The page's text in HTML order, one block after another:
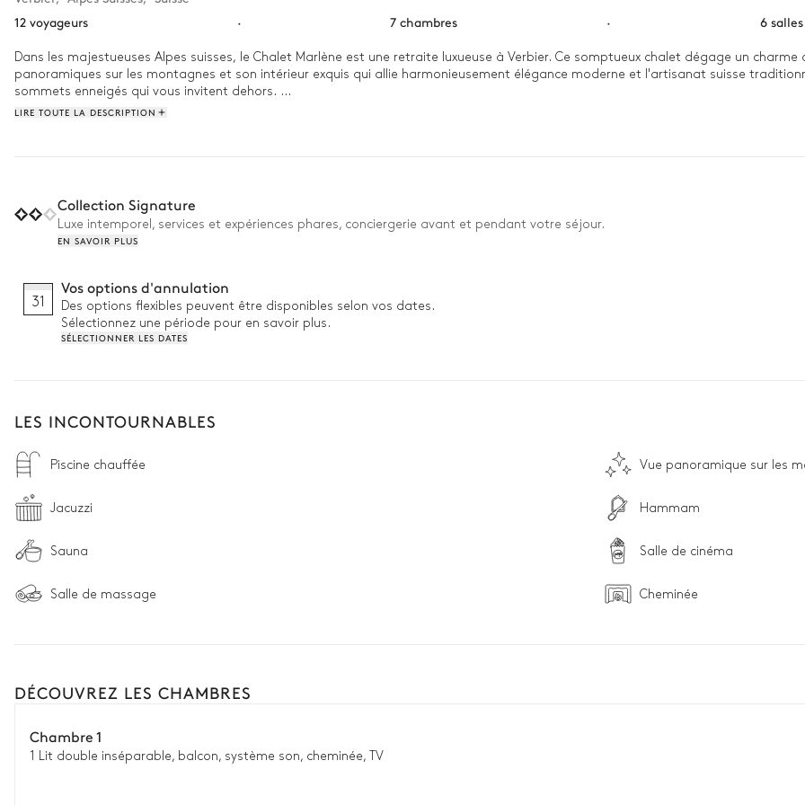
12 voyageurs
· 7 chambres · 6
Dans les majestueuses Alpes suisses, le Chalet Marlène est une retraite luxueuse à Verbier. Ce somptueux chalet dégage un
panoramiques sur les montagnes et son intérieur exquis qui allie harmonieusement élégance moderne et l'artisanat suisse
sommets enneigés qui vous invitent dehors.
LIRE TOUTE LA DESCRIPTION
Collection Signature
Luxe intemporel, services et expériences phares, conciergerie avant et pendant votre séjour.
EN SAVOIR PLUS
31
Vos options d'annulation
Des options flexibles peuvent être disponibles selon vos dates.
Sélectionnez une période pour en savoir plus.
SÉLECTIONNER LES DATES
LES INCONTOURNABLES
Piscine chauffée Vue panoramique sur les
Jacuzzi Hammam
Sauna Salle de cinéma
Salle de massage Cheminée
DÉCOUVREZ LES CHAMBRES
Chambre 1
1 Lit double inséparable, balcon, système son, cheminée, TV